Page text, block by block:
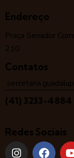
Endereço
Praça Senador
210
Contatos
(41) 3233-4884
Redes Sociais